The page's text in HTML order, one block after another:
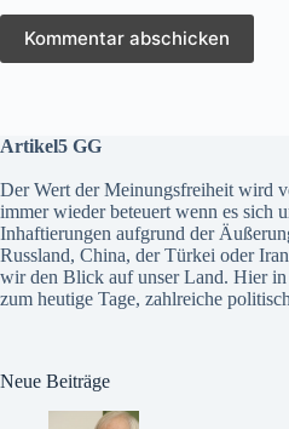
Kommentar abschicken
Artikel5 GG
Der Wert der Meinungsfreiheit wird
immer wieder beteuert wenn es sich
Inhaftierungen aufgrund der
Russland, China, der Türkei oder
wir den Blick auf unser Land. Hier
zum heutige Tage, zahlreiche
Neue Beiträge